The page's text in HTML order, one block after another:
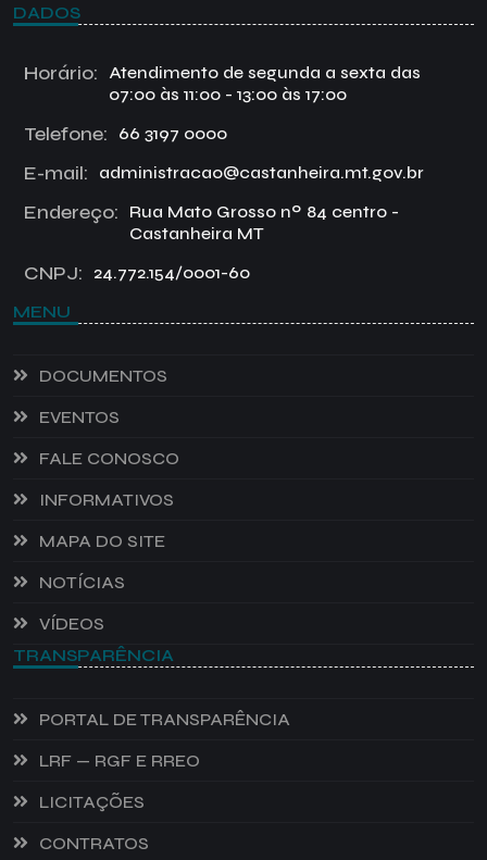
DADOS
Horário:
Atendimento de segunda a sexta das
07:00 às 11:00 - 13:00 às 17:00
Telefone: 66 3197 0000
E-mail: administracao@castanheira.mt.gov.br
Endereço:
Rua Mato Grosso nº 84 centro -
Castanheira MT
CNPJ: 24.772.154/0001-60
MENU
DOCUMENTOS
EVENTOS
FALE CONOSCO
INFORMATIVOS
MAPA DO SITE
NOTÍCIAS
VÍDEOS
TRANSPARÊNCIA
PORTAL DE TRANSPARÊNCIA
LRF — RGF E RREO
LICITAÇÕES
CONTRATOS